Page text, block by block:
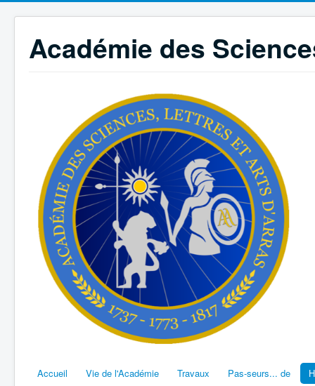
Académie des
Accueil Vie de l'Académie Travaux Pas-seurs... de